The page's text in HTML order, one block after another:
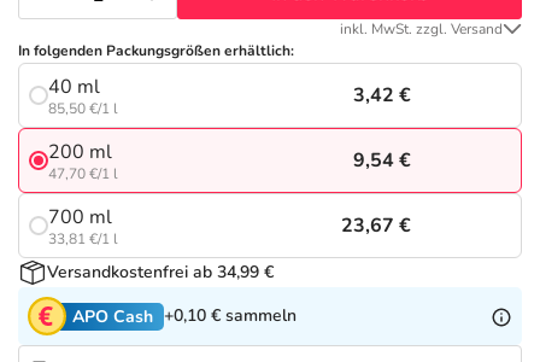
Tierapotheke
Vitamine & Mineralstoffe
Marken
Salus Deals
inkl. MwSt. zzgl. Versand
In folgenden Packungsgrößen erhältlich:
40 ml
85,50 €/1 l
3,42 €
200 ml
47,70 €/1 l
9,54 €
700 ml
33,81 €/1 l
23,67 €
Versandkostenfrei ab 34,99 €
APO Cash +0,10 € sammeln